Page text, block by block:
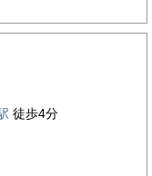
徒歩4分